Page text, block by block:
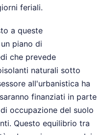
feriali.
a queste
piano di
che prevede
naturali sotto
all'urbanistica ha
finanziati in parte
occupazione del suolo
Questo equilibrio tra